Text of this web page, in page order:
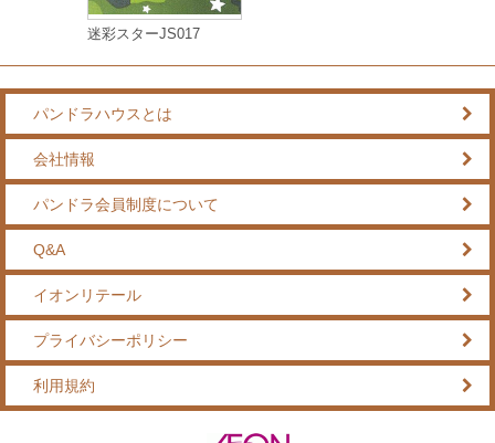
迷彩スターJS017
パンドラハウスとは
会社情報
パンドラ会員制度について
Q&A
イオンリテール
プライバシーポリシー
利用規約